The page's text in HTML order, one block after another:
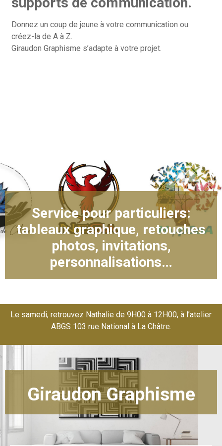
Donnez un coup de jeune à votre communication ou
créez-la de A à Z.
Giraudon Graphisme s’adapte à votre projet.
Service pour particuliers:
tableaux graphique, retouches
photos, invitations,
personnalisations…
Le samedi, retrouvez Nathalie de 9H00 à 12H00, à l’atelier
ABGS 103 rue National à La Châtre.
Giraudon Graphisme